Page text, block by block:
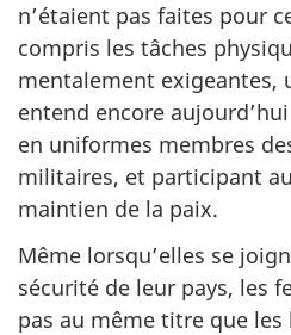
n’étaient pas faites pour
compris les tâches
mentalement exigeantes,
entend encore
en uniformes membres
militaires, et participant
maintien de la paix.
Même lorsqu’elles se
sécurité de leur pays, les
pas au même titre que les